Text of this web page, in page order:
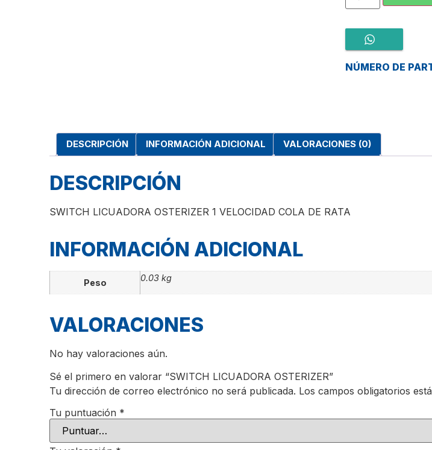
NÚMERO DE
DESCRIPCIÓN INFORMACIÓN ADICIONAL VALORACIONES (0)
DESCRIPCIÓN
SWITCH LICUADORA OSTERIZER 1 VELOCIDAD COLA DE RATA
INFORMACIÓN ADICIONAL
Peso 0.03 kg
VALORACIONES
No hay valoraciones aún.
Sé el primero en valorar “SWITCH LICUADORA OSTERIZER”
Tu dirección de correo electrónico no será publicada. Los campos obligatorios
Tu puntuación *